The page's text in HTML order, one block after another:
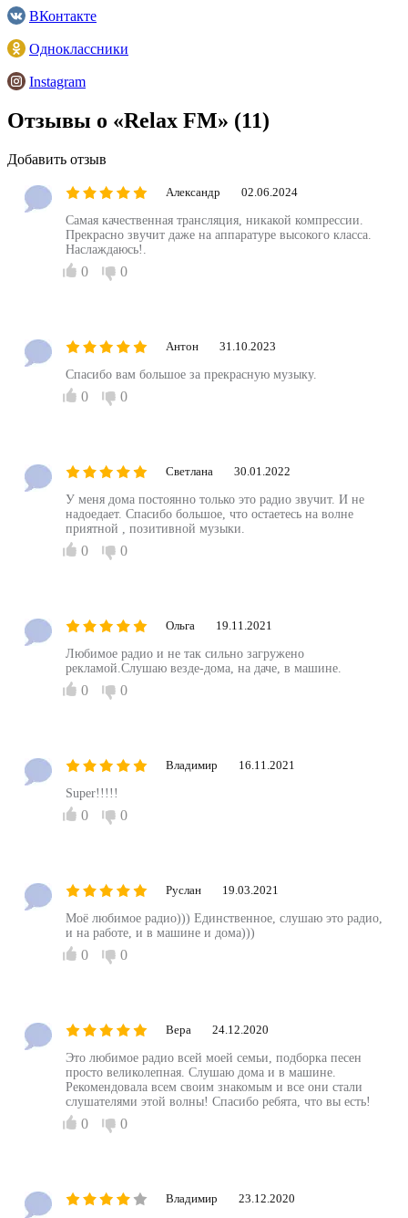
ВКонтакте
Одноклассники
Instagram
Отзывы о «Relax FM» (11)
Добавить отзыв
Александр 02.06.2024
Самая качественная трансляция, никакой компрессии.
Прекрасно звучит даже на аппаратуре высокого класса.
Наслаждаюсь!.
0 0
Антон 31.10.2023
Спасибо вам большое за прекрасную музыку.
0 0
Светлана 30.01.2022
У меня дома постоянно только это радио звучит. И не
надоедает. Спасибо большое, что остаетесь на волне
приятной , позитивной музыки.
0 0
Ольга 19.11.2021
Любимое радио и не так сильно загружено
рекламой.Слушаю везде-дома, на даче, в машине.
0 0
Владимир 16.11.2021
Super!!!!!
0 0
Руслан 19.03.2021
Моё любимое радио))) Единственное, слушаю это радио,
и на работе, и в машине и дома)))
0 0
Вера 24.12.2020
Это любимое радио всей моей семьи, подборка песен
просто великолепная. Слушаю дома и в машине.
Рекомендовала всем своим знакомым и все они стали
слушателями этой волны! Спасибо ребята, что вы есть!
0 0
Владимир 23.12.2020